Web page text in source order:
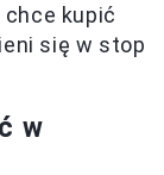
kupić
się w stop
w